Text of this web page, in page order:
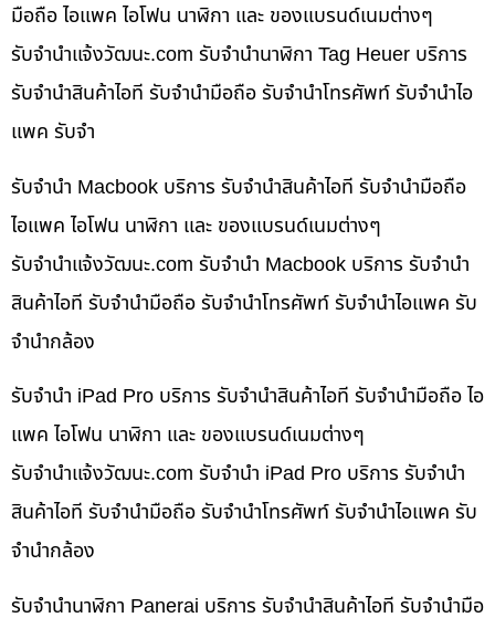
มือถือ ไอแพค ไอโฟน นาฬิกา และ ของแบรนด์เนมต่างๆ
รับจํานําแจ้งวัฒนะ.com รับจำนำนาฬิกา Tag Heuer บริการ
รับจำนำสินค้าไอที รับจำนำมือถือ รับจำนำโทรศัพท์ รับจำนำไอ
แพค รับจำ
รับจำนำ Macbook บริการ รับจำนำสินค้าไอที รับจำนำมือถือ
ไอแพค ไอโฟน นาฬิกา และ ของแบรนด์เนมต่างๆ
รับจํานําแจ้งวัฒนะ.com รับจำนำ Macbook บริการ รับจำนำ
สินค้าไอที รับจำนำมือถือ รับจำนำโทรศัพท์ รับจำนำไอแพค รับ
จำนำกล้อง
รับจำนำ iPad Pro บริการ รับจำนำสินค้าไอที รับจำนำมือถือ ไอ
แพค ไอโฟน นาฬิกา และ ของแบรนด์เนมต่างๆ
รับจํานําแจ้งวัฒนะ.com รับจำนำ iPad Pro บริการ รับจำนำ
สินค้าไอที รับจำนำมือถือ รับจำนำโทรศัพท์ รับจำนำไอแพค รับ
จำนำกล้อง
รับจำนำนาฬิกา Panerai บริการ รับจำนำสินค้าไอที รับจำนำมือ